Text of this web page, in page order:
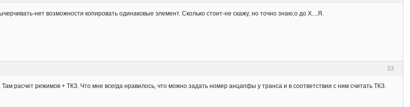
нет возможности копировать одинаковые элемент. Сколько стоит-не скажу, но точно знаю,о до Х....Я.
33
расчет режимов + ТКЗ. Что мне всегда нравилось, что можно задать номер анцапфы у транса и в соответствии с ним считать ТКЗ.